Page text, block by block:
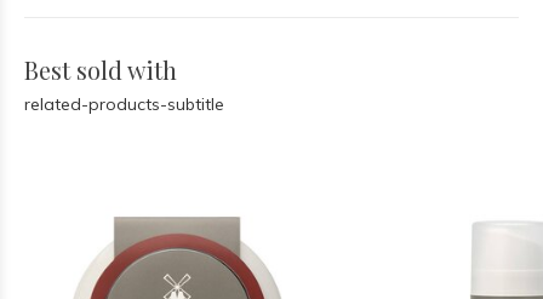
Best sold with
related-products-subtitle